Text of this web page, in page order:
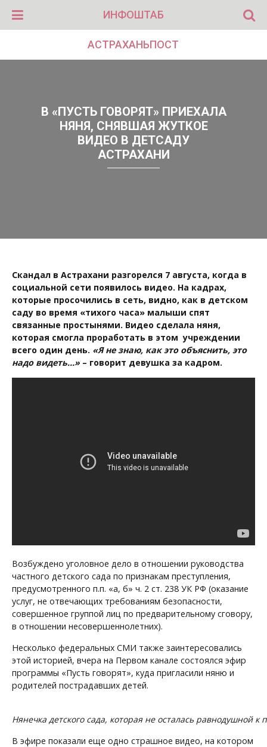
ИНФОШТАБ
АСТРАХАНЬПОСТ
В «ПУСТЬ ГОВОРЯТ» ПРИЕХАЛА
НЯНЯ, СНЯВШАЯ ЖУТКОЕ
ВИДЕО В ДЕТСАДУ
АСТРАХАНИ
Скандал в Астрахани разгорелся 7 августа, когда в
социальной сети появилось видео. На кадрах,
которые просочились в сеть, видно, как в детском
саду во время «тихого часа» малыши спят
связанные простынями. Видео сделала няня,
которая смогла проработать в этом учреждении
всего один день. «Я не знаю, как это объяснить, это
надо видеть…» – говорит девушка за кадром.
Возбуждено уголовное дело в отношении руководства
частного детского сада по признакам преступления,
предусмотренного п.п. «а, б» ч. 2 ст. 238 УК РФ (оказание
услуг, не отвечающих требованиям безопасности,
совершенное группой лиц по предварительному сговору,
в отношении несовершеннолетних).
Несколько федеральных СМИ также заинтересовались
этой историей, вчера на Первом канале состоялся эфир
программы «Пусть говорят», куда пригласили няню и
родителей пострадавших детей.
Нянечка детского сада, которая не осталась равнодушной к
В эфире показали еще одно страшное видео, на котором